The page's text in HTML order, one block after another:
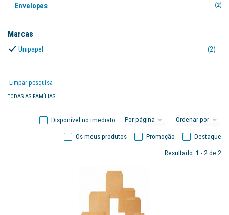
Envelopes
(2)
Marcas
Unipapel (2)
Limpar pesquisa
TODAS AS FAMÍLIAS
Disponível no imediato
Destaque
Promoção
Os meus produtos
Resultado: 1 - 2 de 2